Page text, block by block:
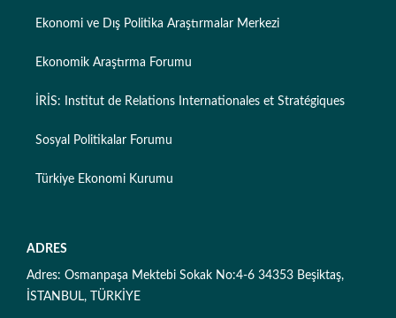
Ekonomi ve Dış Politika Araştırmalar Merkezi
Ekonomik Araştırma Forumu
İRİS: Institut de Relations Internationales et Stratégiques
Sosyal Politikalar Forumu
Türkiye Ekonomi Kurumu
ADRES
Adres: Osmanpaşa Mektebi Sokak No:4-6 34353 Beşiktaş,
İSTANBUL, TÜRKİYE